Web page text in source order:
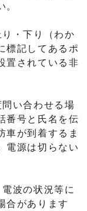
。
・下り（わか
標記してあるポ
置されている非
い合わせる場
番号と氏名を伝
車が到着するま
電源は切らない
波の状況等に
合があります